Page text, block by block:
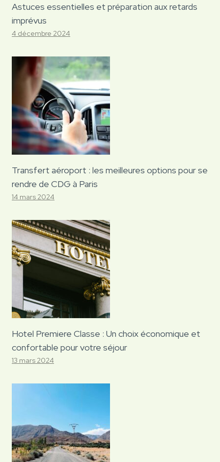
Astuces essentielles et préparation aux retards
imprévus
4 décembre 2024
Transfert aéroport : les meilleures options pour se
rendre de CDG à Paris
14 mars 2024
Hotel Premiere Classe : Un choix économique et
confortable pour votre séjour
13 mars 2024